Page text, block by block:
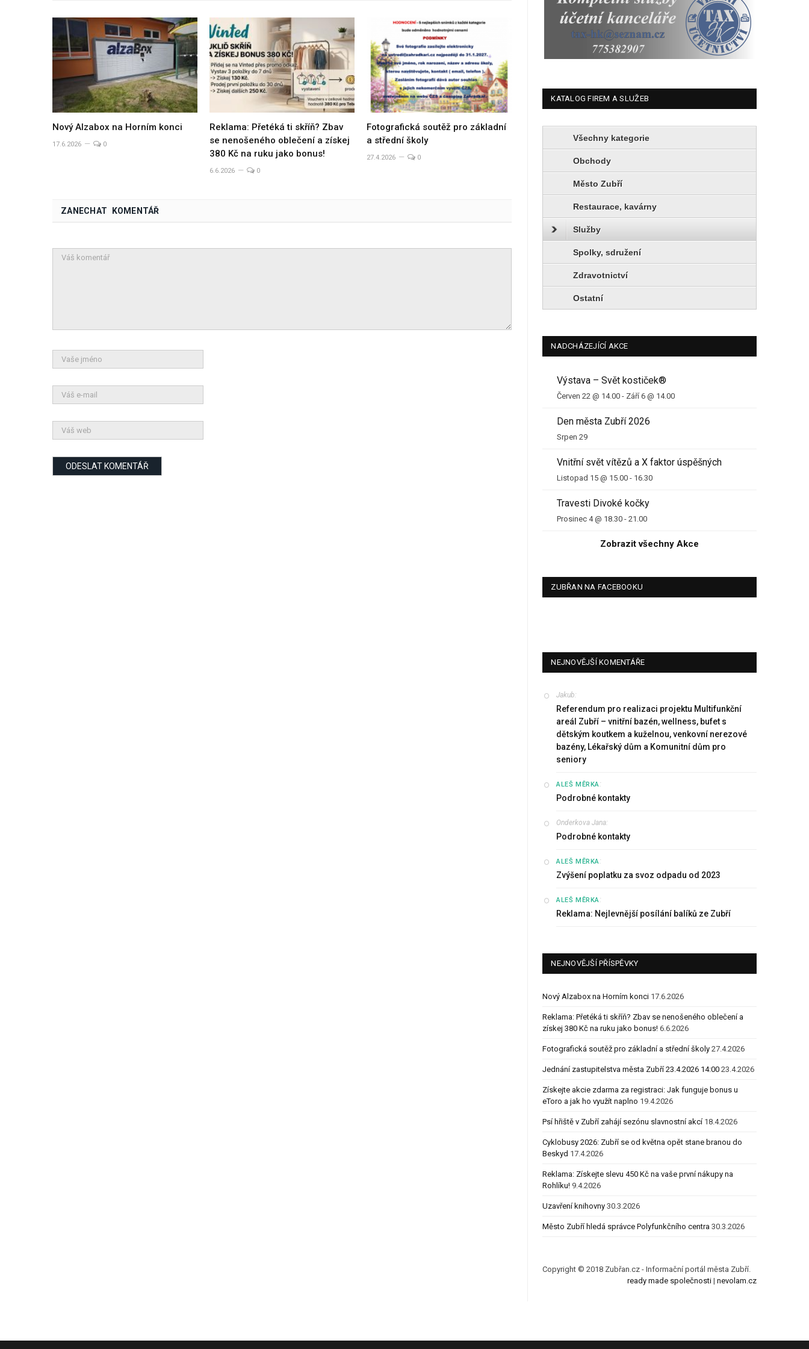
Nový Alzabox na Horním konci
17.6.2026 0
Reklama: Přetéká ti skříň? Zbav
se nenošeného oblečení a získej
380 Kč na ruku jako bonus!
6.6.2026 0
Fotografická soutěž pro základní
a střední školy
27.4.2026 0
ZANECHAT KOMENTÁŘ
KATALOG FIREM A SLUŽEB
Všechny kategorie
Obchody
Město Zubří
Restaurace, kavárny
Služby
Spolky, sdružení
Zdravotnictví
Ostatní
NADCHÁZEJÍCÍ AKCE
Výstava – Svět kostiček®
Červen 22 @ 14.00 - Září 6 @ 14.00
Den města Zubří 2026
Srpen 29
Vnitřní svět vítězů a X faktor úspěšných
Listopad 15 @ 15.00 - 16.30
Travesti Divoké kočky
Prosinec 4 @ 18.30 -21.00
Zobrazit všechny Akce
ZUBŘAN NA FACEBOOKU
NEJNOVĚJŠÍ KOMENTÁŘE
Jakub:
Referendum pro realizaci projektu Multifunkční
areál Zubří – vnitřní bazén, wellness, bufet s
dětským koutkem a kuželnou, venkovní nerezové
bazény, Lékařský dům a Komunitní dům pro
seniory
ALEŠ MĚRKA:
Podrobné kontakty
Onderkova Jana:
Podrobné kontakty
ALEŠ MĚRKA:
Zvýšení poplatku za svoz odpadu od 2023
ALEŠ MĚRKA:
Reklama: Nejlevnější posílání balíků ze Zubří
NEJNOVĚJŠÍ PŘÍSPĚVKY
Nový Alzabox na Horním konci 17.6.2026
Reklama: Přetéká ti skříň? Zbav se nenošeného oblečení a
získej 380 Kč na ruku jako bonus! 6.6.2026
Fotografická soutěž pro základní a střední školy 27.4.2026
Jednání zastupitelstva města Zubří 23.4.2026 14:00 23.4.2026
Získejte akcie zdarma za registraci: Jak funguje bonus u
eToro a jak ho využít naplno 19.4.2026
Psí hřiště v Zubří zahájí sezónu slavnostní akcí 18.4.2026
Cyklobusy 2026: Zubří se od května opět stane branou do
Beskyd 17.4.2026
Reklama: Získejte slevu 450 Kč na vaše první nákupy na
Rohlíku! 9.4.2026
Uzavření knihovny 30.3.2026
Město Zubří hledá správce Polyfunkčního centra 30.3.2026
Copyright © 2018 Zubřan.cz - Informační portál města Zubří.
ready made společnosti| nevolam.cz